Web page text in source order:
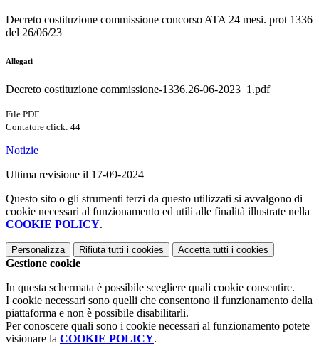
Decreto costituzione commissione concorso ATA 24 mesi. prot 1336
del 26/06/23
Allegati
Decreto costituzione commissione-1336.26-06-2023_1.pdf
File PDF
Contatore click: 44
Notizie
Ultima revisione il 17-09-2024
Questo sito o gli strumenti terzi da questo utilizzati si avvalgono di
cookie necessari al funzionamento ed utili alle finalità illustrate nella
COOKIE POLICY.
Personalizza Rifiuta tutti i cookies Accetta tutti i cookies
Gestione cookie
In questa schermata è possibile scegliere quali cookie consentire.
I cookie necessari sono quelli che consentono il funzionamento della
piattaforma e non è possibile disabilitarli.
Per conoscere quali sono i cookie necessari al funzionamento potete
visionare la COOKIE POLICY.